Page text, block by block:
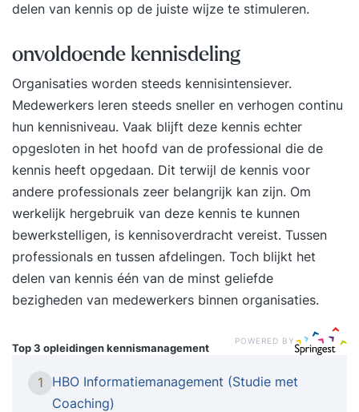
delen van kennis op de juiste wijze te stimuleren.
onvoldoende kennisdeling
Organisaties worden steeds kennisintensiever.
Medewerkers leren steeds sneller en verhogen continu
hun kennisniveau. Vaak blijft deze kennis echter
opgesloten in het hoofd van de professional die de
kennis heeft opgedaan. Dit terwijl de kennis voor
andere professionals zeer belangrijk kan zijn. Om
werkelijk hergebruik van deze kennis te kunnen
bewerkstelligen, is kennisoverdracht vereist. Tussen
professionals en tussen afdelingen. Toch blijkt het
delen van kennis één van de minst geliefde
bezigheden van medewerkers binnen organisaties.
Top 3 opleidingenkennismanagement
POWERED BY
1
HBO Informatiemanagement (Studie met
Coaching)